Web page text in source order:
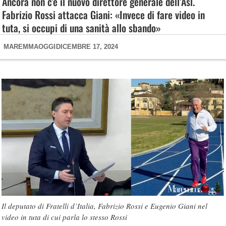
Fabrizio Rossi attacca Giani: «Invece di fare video in
tuta, si occupi di una sanità allo sbando»
MAREMMAOGGI DICEMBRE 17, 2024
Il deputato di Fratelli d’Italia, Fabrizio Rossi e Eugenio Giani nel
video in tuta di cui parla lo stesso Rossi